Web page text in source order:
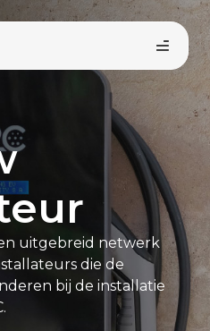
uitgebreid netwerk
die de
bij de installatie